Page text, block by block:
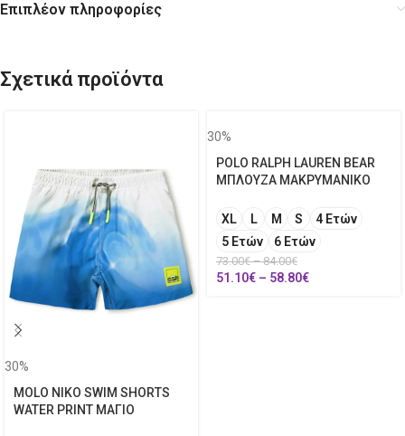
Επιπλέον πληροφορίες
Σχετικά προϊόντα
30%
MOLO NIKO SWIM SHORTS
WATER PRINT ΜΑΓΙΟ
30%
POLO RALPH LAUREN BEAR
ΜΠΛΟΥΖΑ ΜΑΚΡΥΜΑΝΙΚΟ
XL L M S
4 Ετών
5 Ετών
6 Ετών
73.00€ – 84.00€
51.10€ – 58.80€